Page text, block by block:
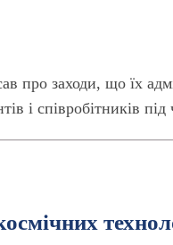
про заходи, що їх
і співробітників під